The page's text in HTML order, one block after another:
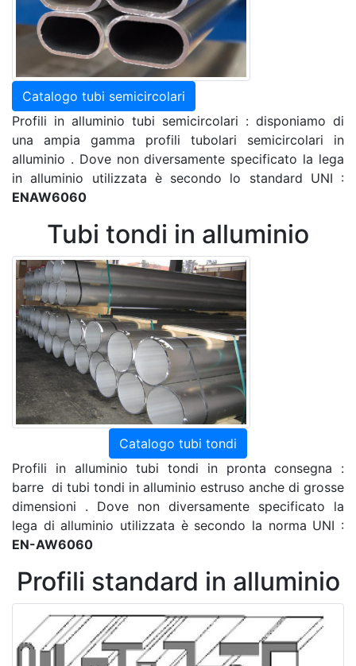
Catalogo tubi semicircolari
Profili in alluminio tubi semicircolari : disponiamo di
una ampia gamma profili tubolari semicircolari in
alluminio . Dove non diversamente specificato la lega
in alluminio utilizzata è secondo lo standard UNI :
ENAW6060
Tubi tondi in alluminio
Catalogo tubi tondi
Profili in alluminio tubi tondi in pronta consegna :
barre di tubi tondi in alluminio estruso anche di grosse
dimensioni . Dove non diversamente specificato la
lega di alluminio utilizzata è secondo la norma UNI :
EN-AW6060
Profili standard in alluminio